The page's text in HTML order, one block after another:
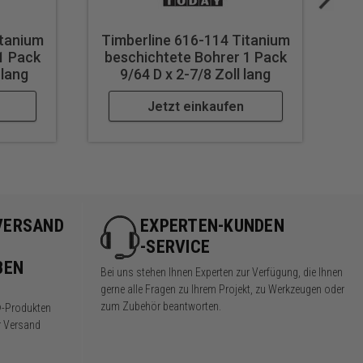
Pack
Timberline 616-114 Titanium
beschichtete Bohrer 1 Pack
9/64 D x 2-7/8 Zoll lang
Jetzt einkaufen
Produkten
EXPERTEN-KUNDEN
-SERVICE
Bei uns stehen Ihnen Experten zur Verfügung, die Ihnen
gerne alle Fragen zu Ihrem Projekt, zu Werkzeugen oder
zum Zubehör beantworten.